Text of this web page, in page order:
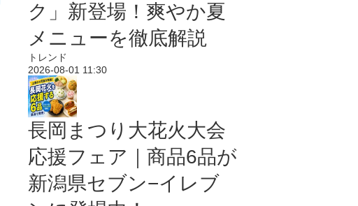
ク」新登場！爽やか夏
メニューを徹底解説
トレンド
2026-08-01 11:30
長岡まつり大花火大会
応援フェア｜商品6品が
新潟県セブン−イレブ